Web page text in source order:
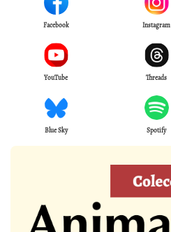
Facebook Instagram
YouTube Threads
Blue Sky Spotify